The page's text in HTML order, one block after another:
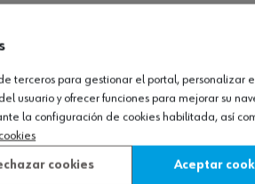
Ver producto
terceros para gestionar el portal, personalizar
usuario y ofrecer funciones para mejorar su
la configuración de cookies habilitada, así
cookies Aceptar